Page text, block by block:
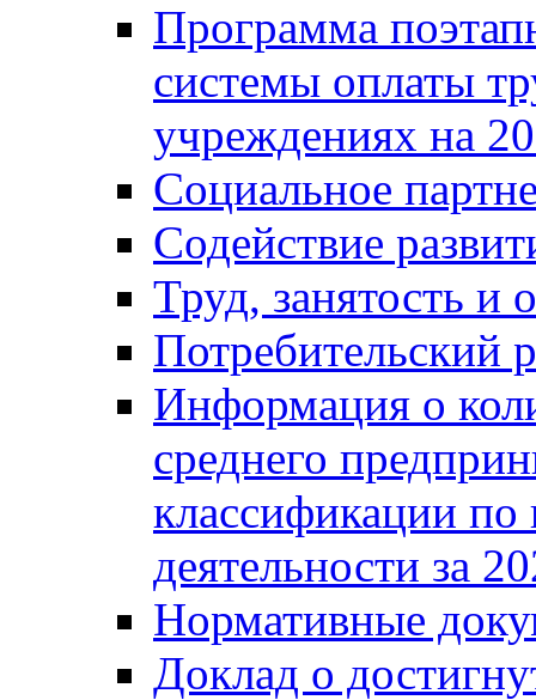
Программа
системы оплаты
учреждениях на
Социальное
Содействие
Труд, занятость и
Потребительский
Информация о
среднего
классификации
деятельности за
Нормативные
Доклад о